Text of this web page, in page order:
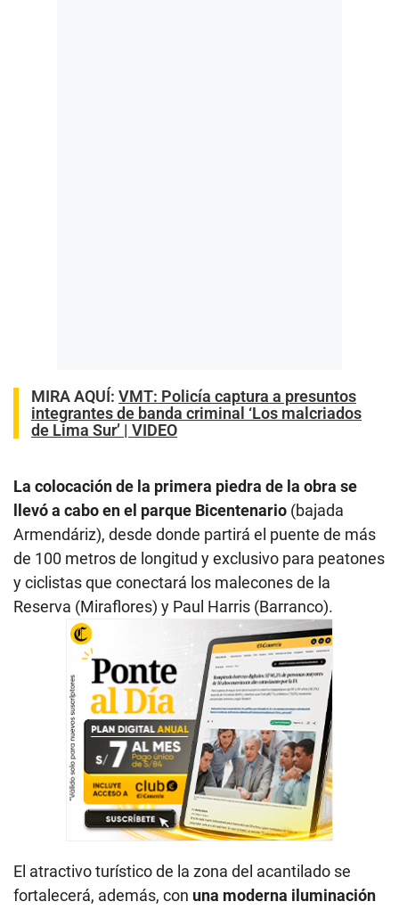
MIRA AQUÍ: VMT: Policía captura a presuntos
integrantes de banda criminal ‘Los malcriados
de Lima Sur’ | VIDEO
La colocación de la primera piedra de la obra se
llevó a cabo en el parque Bicentenario (bajada
Armendáriz), desde donde partirá el puente de más
de 100 metros de longitud y exclusivo para peatones
y ciclistas que conectará los malecones de la
Reserva (Miraflores) y Paul Harris (Barranco).
El atractivo turístico de la zona del acantilado se
fortalecerá, además, con una moderna iluminación